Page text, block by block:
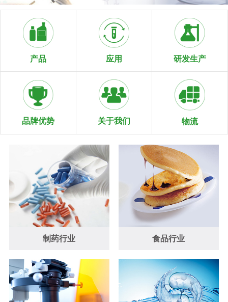
产品 应用 研发生产
品牌优势 关于我们 物流
制药行业 食品行业